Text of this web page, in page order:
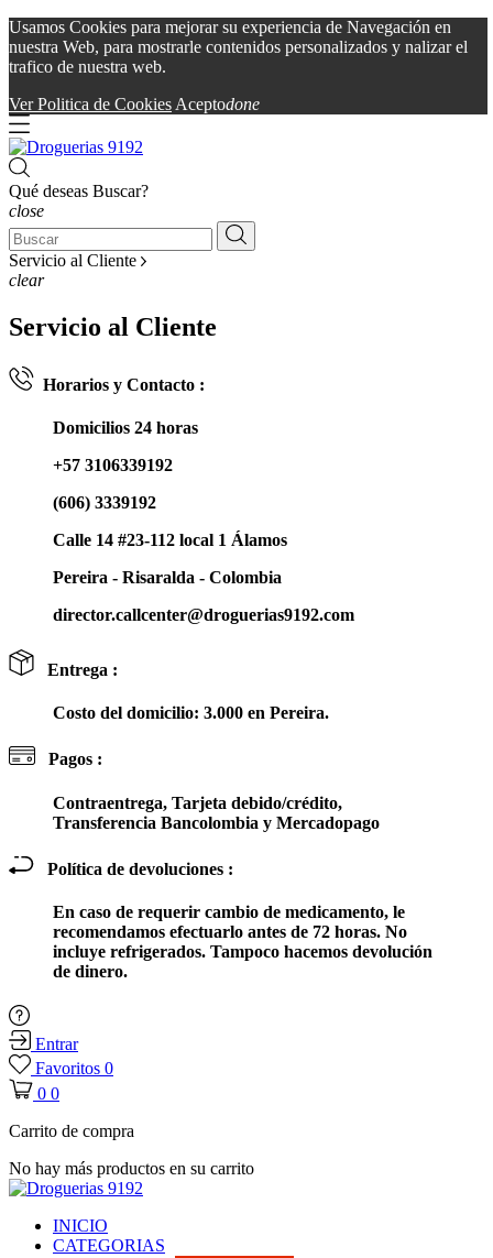
Usamos Cookies para mejorar su experiencia de Navegación en
nuestra Web, para mostrarle contenidos personalizados y nalizar el
trafico de nuestra web.
Ver Politica de Cookies Aceptodone
Qué deseas Buscar?
close
Servicio al Cliente
clear
Servicio al Cliente
Horarios y Contacto :
Domicilios 24 horas
+57 3106339192
(606) 3339192
Calle 14 #23-112 local 1 Álamos
Pereira - Risaralda - Colombia
director.callcenter@droguerias9192.com
Entrega :
Costo del domicilio: 3.000 en Pereira.
Pagos :
Contraentrega, Tarjeta debido/crédito,
Transferencia Bancolombia y Mercadopago
Política de devoluciones :
En caso de requerir cambio de medicamento, le
recomendamos efectuarlo antes de 72 horas. No
incluye refrigerados. Tampoco hacemos devolución
de dinero.
Entrar
Favoritos 0
0 0
Carrito de compra
No hay más productos en su carrito
INICIO
CATEGORIAS